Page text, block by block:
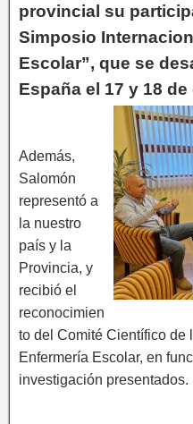
provincial su
Simposio
Escolar”, que se
España el 17 y 18
Además,
Salomón
representó a
la nuestro
país y la
Provincia, y
recibió el
reconocimien
to del Comité Científico de
Enfermería Escolar, en
investigación presentados.